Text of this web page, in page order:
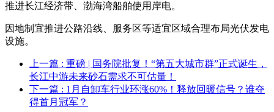
推进长江经济带、渤海湾船舶使用岸电。
因地制宜推进公路沿线、服务区等适宜区域合理布局光伏发电
设施。
上一篇 : 重磅 | 国务院批复！“第五大城市群”正式诞生，
长江中游未来砂石需求不可估量！
下一篇 : 1月自卸车行业环涨60%！释放回暖信号？谁夺
得首月冠军？